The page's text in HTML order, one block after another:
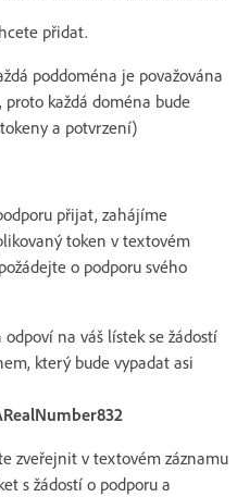
přidat.
poddoména je považována
každá doména bude
a potvrzení)
přijat, zahájíme
token v textovém
o podporu svého
na váš lístek se žádostí
který bude vypadat asi
zveřejnit v textovém záznamu
s žádostí o podporu a